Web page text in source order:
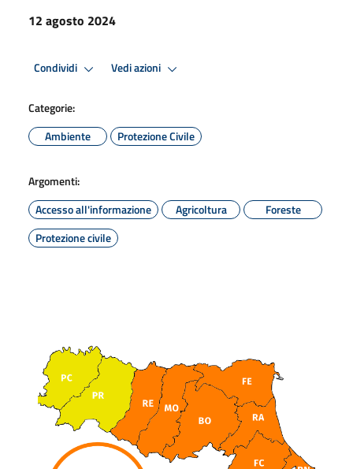
12 agosto 2024
Condividi Vedi azioni
Categorie:
Ambiente
Protezione Civile
Argomenti:
Accesso all'informazione
Agricoltura
Foreste
Protezione civile